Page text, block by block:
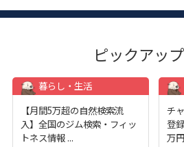
ピックアッ
暮らし・生活
【月間5万超の自然検索流
入】全国のジム検索・フィッ
トネス情報 ...
チ
登
万